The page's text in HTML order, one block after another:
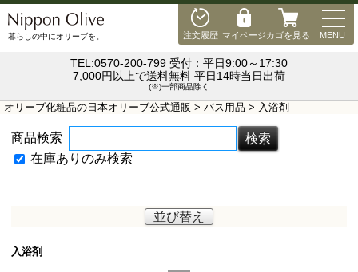
注文履歴 マイページカゴを見る MENU
暮らしの中にオリーブを。
TEL:0570-200-799 受付：平日9:00～17:30
7,000円以上で送料無料 平日14時当日出荷
(※)一部商品除く
オリーブ化粧品の日本オリーブ公式通販 > バス用品 > 入浴剤
商品検索
在庫ありのみ検索
並び替え
入浴剤